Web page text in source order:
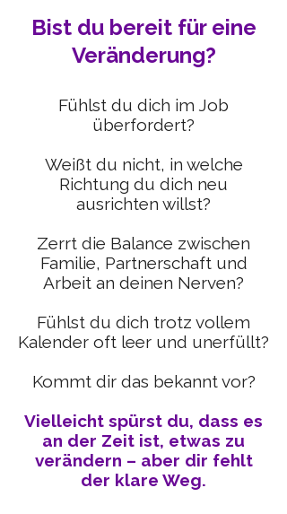
Bist du bereit für eine
Veränderung?
Fühlst du dich im Job
überfordert?
Weißt du nicht, in welche
Richtung du dich neu
ausrichten willst?
Zerrt die Balance zwischen
Familie, Partnerschaft und
Arbeit an deinen Nerven?
Fühlst du dich trotz vollem
Kalender oft leer und unerfüllt?
​Kommt dir das bekannt vor?
Vielleicht spürst du, dass es
an der Zeit ist, etwas zu
verändern – aber dir fehlt
der klare Weg.